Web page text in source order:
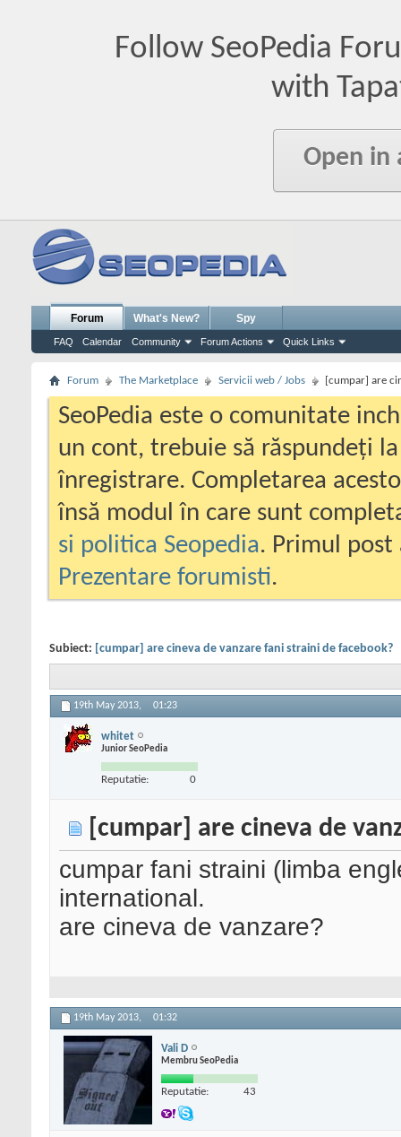
Follow SeoPedia
with
Open in
Forum
FAQ Calendar Community Forum Actions Quick Links
What's New? Spy
Forum The Marketplace Servicii web / Jobs [cumpar] are
SeoPedia este o comunitate
un cont, trebuie să răspundeți
înregistrare. Completarea
însă modul în care sunt
si politica Seopedia. Primul
Prezentare forumisti.
Subiect: [cumpar] are cineva de vanzare fani straini de facebook?
19th May 2013, 01:23
whitet
Junior SeoPedia
Reputatie: 0
[cumpar] are cineva de
cumpar fani straini (limba
international.
are cineva de vanzare?
19th May 2013, 01:32
Vali D
Membru SeoPedia
Reputatie: 43